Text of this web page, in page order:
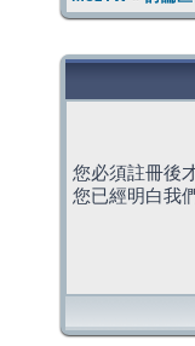
您必須註冊後
您已經明白我